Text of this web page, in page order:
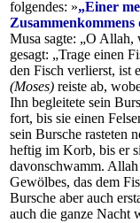
folgendes: »„Einer
Zusammenkommens
Musa sagte: „O Allah,
gesagt: „Trage einen
den Fisch verlierst, ist
(Moses) reiste ab,
Ihn begleitete sein
fort, bis sie einen
sein Bursche rasteten
heftig im Korb, bis er
davonschwamm.
Gewölbes, das dem
Bursche aber auch
auch die ganze Nacht